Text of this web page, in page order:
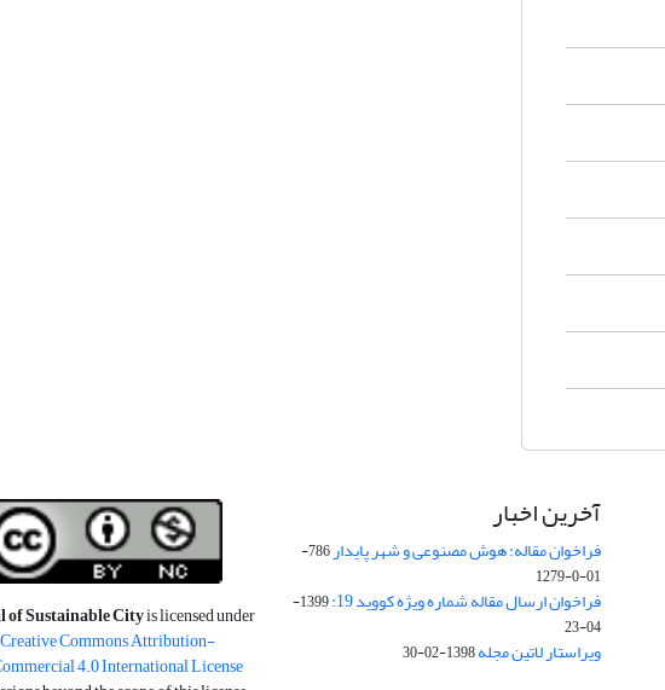
آخرین اخبار
فراخوان مقاله: هوش مصنوعی و شهر پایدار
786-
01-0-1279
فراخوان ارسال مقاله شماره ویژه کووید 19:
1399-
04-23
ویراستار لاتین مجله1398-02-30
of Sustainable Cityis licensed under
Creative Commons Attribution-
4.0 International License